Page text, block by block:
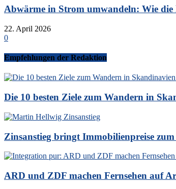
Abwärme in Strom umwandeln: Wie die
22. April 2026
0
Empfehlungen der Redaktion
Die 10 besten Ziele zum Wandern in
Zinsanstieg bringt Immobilienpreise
ARD und ZDF machen Fernsehen auf